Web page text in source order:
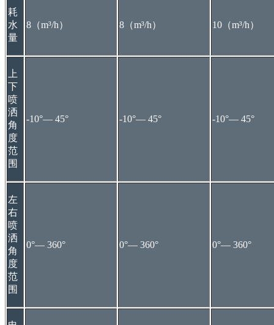
耗
水
量
8（m³/h） 8（m³/h） 10（m³/h）
上
下
喷
洒
角
度
范
围
-10°— 45° -10°— 45° -10°— 45°
左
右
喷
洒
角
度
范
围
0°— 360° 0°— 360° 0°— 360°